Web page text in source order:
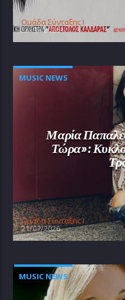
Oμάδα Σύνταξης Ι
25/07/2026
MUSIC NEWS
Μαρία
Τώρα»:
Oμάδα Σύνταξης Ι
21/07/2026
MUSIC NEWS